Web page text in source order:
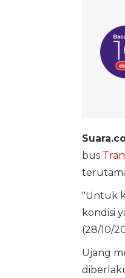
bus
"Untuk
kondisi
(28/10/
Ujang